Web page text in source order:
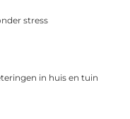
stress
in huis en tuin